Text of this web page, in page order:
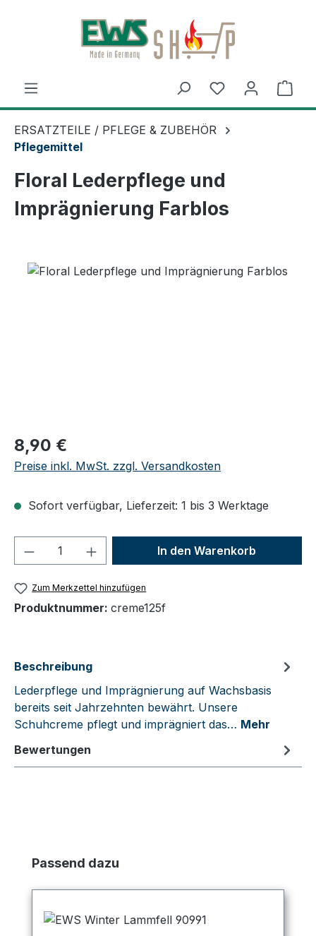
Zum Hauptinhalt springen
ERSATZTEILE / PFLEGE & ZUBEHÖR
Pflegemittel
Floral Lederpflege und
Imprägnierung Farblos
Regulärer Preis:
8,90 €
Preise inkl. MwSt. zzgl. Versandkosten
Sofort verfügbar, Lieferzeit: 1 bis 3 Werktage
Produkt Anzahl: Gib denIn den Warenkorb
Zum Merkzettel hinzufügen
Produktnummer: creme125f
Beschreibung
Lederpflege und Imprägnierung auf Wachsbasis
bereits seit Jahrzehnten bewährt. Unsere
Schuhcreme pflegt und imprägniert das… Mehr
Bewertungen
Produktgalerie überspringen
Passend dazu